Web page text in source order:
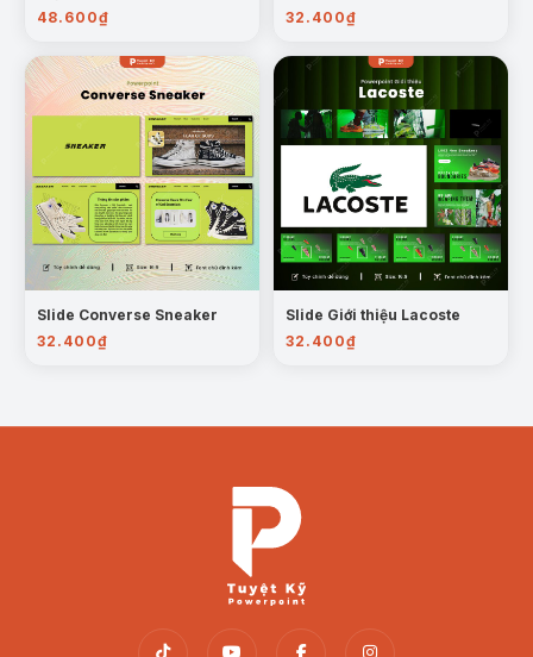
tưởng cho các giáo viên, học sinh, sinh viên hoặc
chuyên gia sử dụng trong các buổi thuyết trình về
một số cuộc Khởi nghĩa và Chiến tranh giải phóng
trong lịch sử Việt Nam (Thế kỉ III TCN – Cuối thế kỉ
XIX).
Hội thảo và sự kiện:Phù hợp cho các buổi hội
thảo chuyên ngành, tọa đàm về Lịch sử Việt Nam.
Sản phẩm bao gồm:
Thư mục Font chữ sử dụng trong Powerpoint.
Mời chúng mình một ly nước để nhận ngay template
(*) Tất cả các sản phẩm của Tuyệt kỹ Powerpoint đều được
tối ưu để người dùng dễ dàng chỉnh sửa (hình ảnh, chữ, màu
sắc,…) phù hợp với nhu cầu sử dụng.
48.600₫
32.400₫
Slide Converse Sneaker
32.400₫
Slide Giới thiệu Lacoste
32.400₫